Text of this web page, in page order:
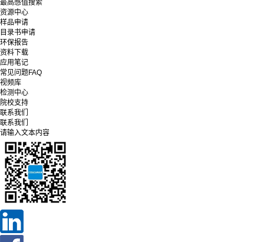
最高感值搜索
资源中心
样品申请
目录书申请
环保报告
资料下载
应用笔记
常见问题FAQ
视频库
检测中心
院校支持
联系我们
联系我们
请输入文本内容